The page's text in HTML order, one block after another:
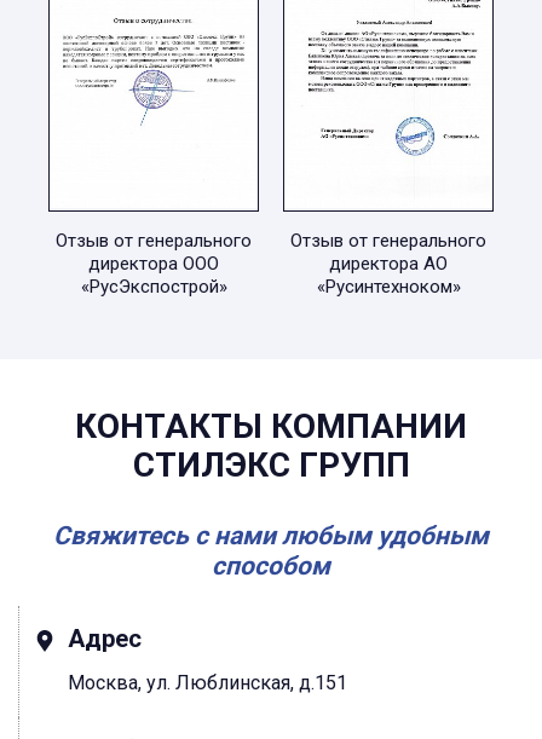
Отзыв от генерального
директора ООО
«РусЭкспострой»
Отзыв от генерального
директора АО
«Русинтехноком»
КОНТАКТЫ КОМПАНИИ
СТИЛЭКС ГРУПП
Свяжитесь с нами любым удобным
способом
Адрес
Москва, ул. Люблинская, д.151